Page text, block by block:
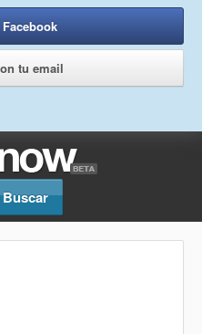
tu email